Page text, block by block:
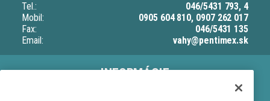
Tel.:
046/5431 793, 4
Mobil:
0905 604 810, 0907 262 017
Fax:
046/5431 135
Email:
vahy@pentimex.sk
INFORMÁCIE